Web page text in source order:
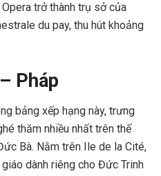
trở thành trụ sở của
du pay, thu hút khoảng
Pháp
bảng xếp hạng này, trưng
thăm nhiều nhất trên thế
Bà. Nằm trên Ile de la Cité,
dành riêng cho Đức Trinh